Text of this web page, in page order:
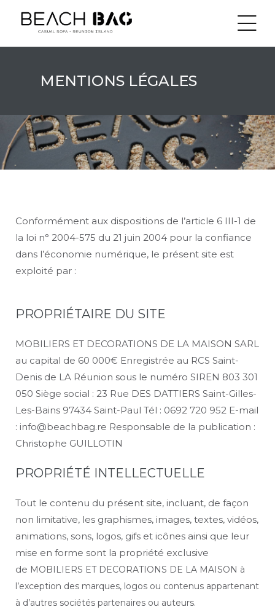
MENTIONS LÉGALES
Conformément aux dispositions de l’article 6 III-1 de
la loi n° 2004-575 du 21 juin 2004 pour la confiance
dans l’économie numérique, le présent site est
exploité par :
PROPRIÉTAIRE DU SITE
MOBILIERS ET DECORATIONS DE LA MAISON SARL
au capital de 60 000€ Enregistrée au RCS Saint-
Denis de LA Réunion sous le numéro SIREN 803 301
050 Siège social : 23 Rue DES DATTIERS Saint-Gilles-
Les-Bains 97434 Saint-Paul Tél : 0692 720 952 E-mail
: info@beachbag.re Responsable de la publication :
Christophe GUILLOTIN
PROPRIÉTÉ INTELLECTUELLE
Tout le contenu du présent site, incluant, de façon
non limitative, les graphismes, images, textes, vidéos,
animations, sons, logos, gifs et icônes ainsi que leur
mise en forme sont la propriété exclusive
de MOBILIERS ET DECORATIONS DE LA MAISON à
l’exception des marques, logos ou contenus appartenant
à d’autres sociétés partenaires ou auteurs.